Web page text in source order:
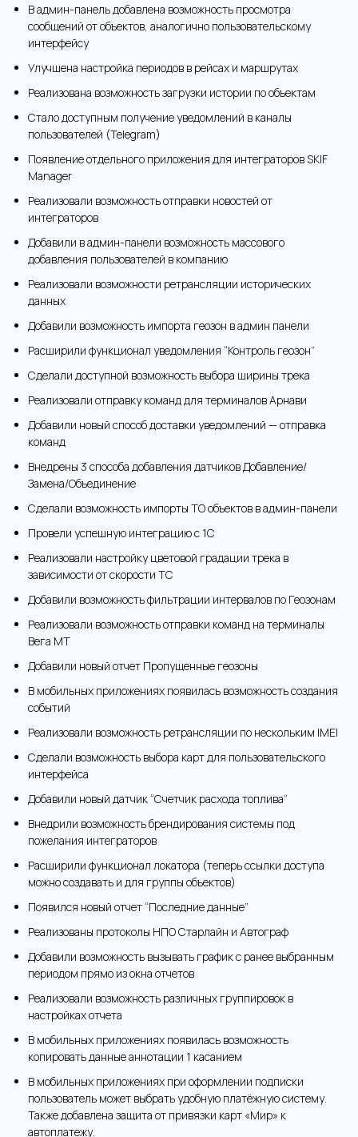
В админ-панель добавлена возможность просмотра
сообщений от объектов, аналогично пользовательскому
интерфейсу
Улучшена настройка периодов в рейсах и маршрутах
Реализована возможность загрузки истории по объектам
Стало доступным получение уведомлений в каналы
пользователей (Telegram)
Появление отдельного приложения для интеграторов SKIF
Manager
Реализовали возможность отправки новостей от
интеграторов
Добавили в админ-панели возможность массового
добавления пользователей в компанию
Реализовали возможности ретрансляции исторических
данных
Добавили возможность импорта геозон в админ панели
Расширили функционал уведомления “Контроль геозон”
Сделали доступной возможность выбора ширины трека
Реализовали отправку команд для терминалов Арнави
Добавили новый способ доставки уведомлений — отправка
команд
Внедрены 3 способа добавления датчиков Добавление/
Замена/Объединение
Сделали возможность импорты ТО объектов в админ-панели
Провели успешную интеграцию с 1С
Реализовали настройку цветовой градации трека в
зависимости от скорости ТС
Добавили возможность фильтрации интервалов по Геозонам
Реализовали возможность отправки команд на терминалы
Вега МТ
Добавили новый отчет Пропущенные геозоны
В мобильных приложениях появилась возможность создания
событий
Реализовали возможность ретрансляции по нескольким IMEI
Сделали возможность выбора карт для пользовательского
интерфейса
Добавили новый датчик “Счетчик расхода топлива”
Внедрили возможность брендирования системы под
пожелания интеграторов
Расширили функционал локатора (теперь ссылки доступа
можно создавать и для группы объектов)
Появился новый отчет “Последние данные”
Реализованы протоколы НПО Старлайн и Автограф
Добавили возможность вызывать график с ранее выбранным
периодом прямо из окна отчетов
Реализовали возможность различных группировок в
настройках отчета
В мобильных приложениях появилась возможность
копировать данные аннотации 1 касанием
В мобильных приложениях при оформлении подписки
пользователь может выбрать удобную платёжную систему.
Также добавлена защита от привязки карт «Мир» к
автоплатежу.